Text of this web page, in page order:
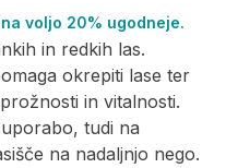
in redkih las.
okrepiti lase ter
in vitalnosti.
tudi na
na nadaljnjo nego.
voljo 20% ugodneje.